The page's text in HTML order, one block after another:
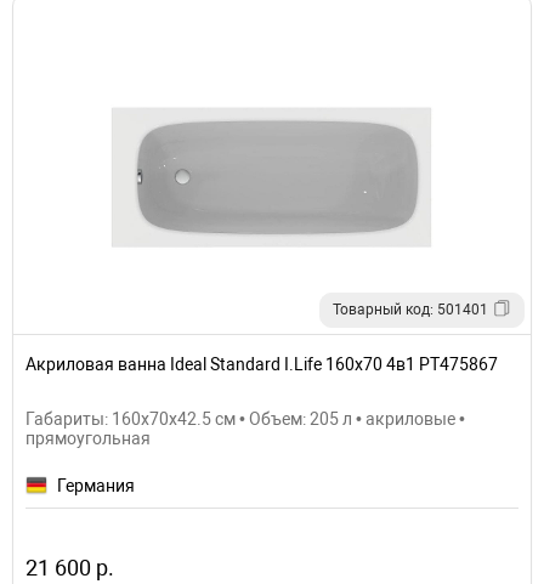
Товарный код: 501401
Акриловая ванна Ideal Standard I.Life 160x70 4в1 PT475867
Габариты: 160x70x42.5 см • Объем: 205 л • акриловые •
прямоугольная
Германия
21 600 р.